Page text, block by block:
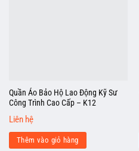
Quần Áo Bảo Hộ Lao Động Kỹ Sư
Công Trình Cao Cấp – K12
Liên hệ
Thêm vào giỏ hàng